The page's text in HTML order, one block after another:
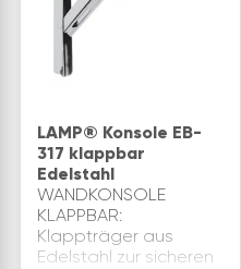
LAMP® Konsole EB-
317 klappbar
Edelstahl
WANDKONSOLE
KLAPPBAR:
Klappträger aus
Edelstahl zur sicheren